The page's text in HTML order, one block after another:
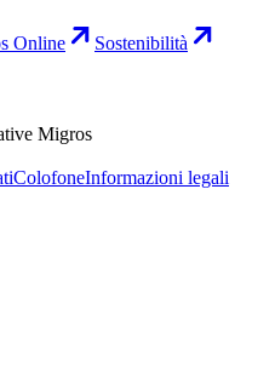
Online
Sostenibilità
Migros
ColofoneInformazioni legali